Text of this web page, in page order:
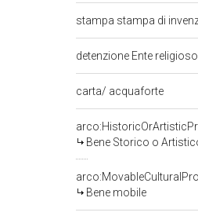
stampa stampa di
detenzione Ente
carta/ acquaforte
Bene Storico o
Bene mobile